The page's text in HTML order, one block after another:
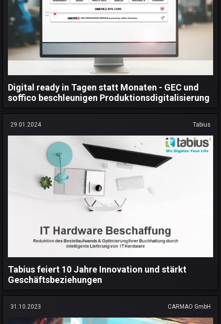
Digital ready in Tagen statt Monaten - GEC und
soffico beschleunigen Produktionsdigitalisierung
29.01.2024 Tabius
Tabius feiert 10 Jahre Innovation und stärkt
Geschäftsbeziehungen
31.10.2023 CARMAO GmbH